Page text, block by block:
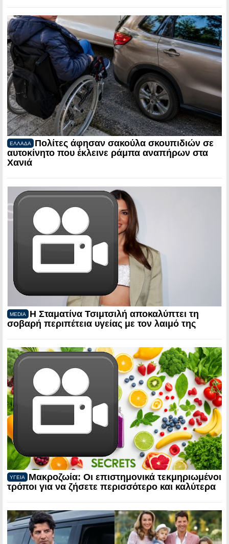
ΕΛΛΑΔΑ
Πολίτες άφησαν σακούλα σκουπιδιών σε
αυτοκίνητο που έκλεινε ράμπα αναπήρων στα
Χανιά
MEDIA
Η Σταματίνα Τσιμτσιλή αποκαλύπτει τη
σοβαρή περιπέτεια υγείας με τον λαιμό της
ΥΓΕΙΑ
Μακροζωία: Οι επιστημονικά τεκμηριωμένοι
τρόποι για να ζήσετε περισσότερο και καλύτερα